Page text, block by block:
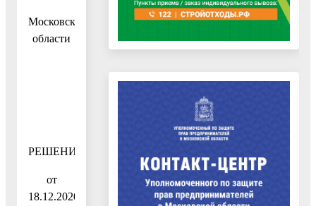
Московской
области
РЕШЕНИЕ
от
18.12.2020